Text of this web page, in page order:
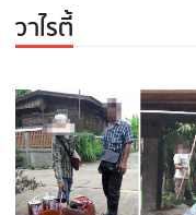
วาไรตี้